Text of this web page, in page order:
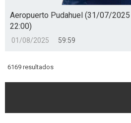
Aeropuerto Pudahuel (31/07/2025
22:00)
01/08/2025 59:59
6169 resultados